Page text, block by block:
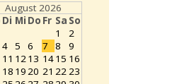
August 2026
Di Mi Do Fr Sa So
1
2
4 5 6 7 8
9
11 1213 1415 16
18 1920 21 2223